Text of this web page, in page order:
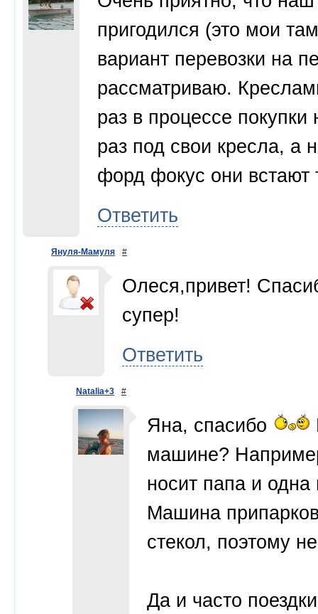
пригодился (это мои
вариант перевозки на
рассматриваю.
раз в процессе
раз под свои кресла, а
форд фокус они
Ответить
Януля-Мамуля #
Олеся,привет!
супер!
Ответить
Natalia+3 #
Яна, спасибо
машине?
носит папа и одна
Машина
стекол, поэтому
Да и часто